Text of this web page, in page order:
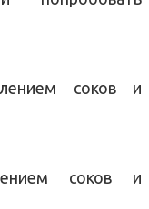
соков и
соков и